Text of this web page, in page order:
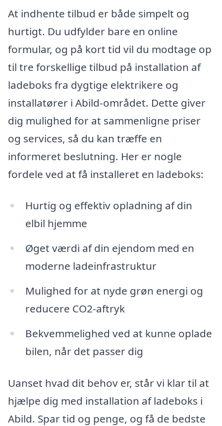
At indhente tilbud er både simpelt og
hurtigt. Du udfylder bare en online
formular, og på kort tid vil du modtage op
til tre forskellige tilbud på installation af
ladeboks fra dygtige elektrikere og
installatører i Abild-området. Dette giver
dig mulighed for at sammenligne priser
og services, så du kan træffe en
informeret beslutning. Her er nogle
fordele ved at få installeret en ladeboks:
Hurtig og effektiv opladning af din
elbil hjemme
Øget værdi af din ejendom med en
moderne ladeinfrastruktur
Mulighed for at nyde grøn energi og
reducere CO2-aftryk
Bekvemmelighed ved at kunne oplade
bilen, når det passer dig
Uanset hvad dit behov er, står vi klar til at
hjælpe dig med installation af ladeboks i
Abild. Spar tid og penge, og få de bedste